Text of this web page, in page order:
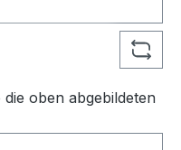
oben abgebildeten